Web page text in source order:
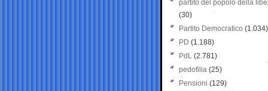
partito del popolo della
(30)
Partito Democratico (1.034)
PD (1.188)
PdL (2.781)
pedofilia (25)
Pensioni (129)